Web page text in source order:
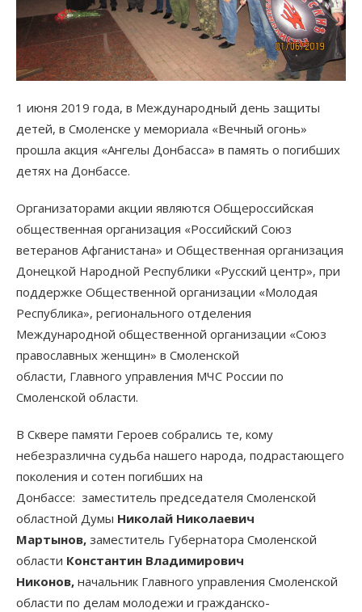
1 июня 2019 года, в Международный день защиты
детей, в Смоленске у мемориала «Вечный огонь»
прошла акция «Ангелы Донбасса» в память о погибших
детях на Донбассе.
Организаторами акции являются Общероссийская
общественная организация «Российский Союз
ветеранов Афганистана» и Общественная организация
Донецкой Народной Республики «Русский центр», при
поддержке Общественной организации «Молодая
Республика», регионального отделения
Международной общественной организации «Союз
православных женщин» в Смоленской
области, Главного управления МЧС России по
Смоленской области.
В Сквере памяти Героев собрались те, кому
небезразлична судьба нашего народа, подрастающего
поколения и сотен погибших на
Донбассе: заместитель председателя Смоленской
областной Думы Николай Николаевич
Мартынов, заместитель Губернатора Смоленской
области Константин Владимирович
Никонов, начальник Главного управления Смоленской
области по делам молодежи и гражданско-